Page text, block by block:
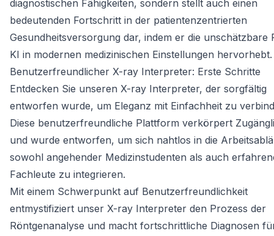
diagnostischen Fähigkeiten, sondern stellt auch einen
bedeutenden Fortschritt in der patientenzentrierten
Gesundheitsversorgung dar, indem er die unschätzbare
KI in modernen medizinischen Einstellungen hervorhebt.
Benutzerfreundlicher X-ray Interpreter: Erste Schritte
Entdecken Sie unseren X-ray Interpreter, der sorgfältig
entworfen wurde, um Eleganz mit Einfachheit zu
Diese benutzerfreundliche Plattform verkörpert
und wurde entworfen, um sich nahtlos in die
sowohl angehender Medizinstudenten als auch
Fachleute zu integrieren.
Mit einem Schwerpunkt auf Benutzerfreundlichkeit
entmystifiziert unser X-ray Interpreter den Prozess der
Röntgenanalyse und macht fortschrittliche Diagnosen